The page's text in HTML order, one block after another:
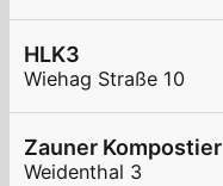
HLK3
Wiehag Straße 10
Zauner Kompostier
Weidenthal 3